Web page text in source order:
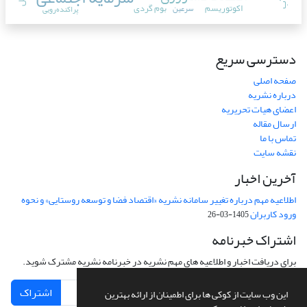
این وب سایت از کوکی ها برای اطمینان از ارائه بهترین
اکوتوریسم بوم گردی پراکنده‌رویی سرعین
دسترسی سریع
صفحه اصلی
درباره نشریه
اعضای هیات تحریریه
ارسال مقاله
تماس با ما
نقشه سایت
آخرین اخبار
اطلاعیه مهم درباره تغییر سامانه نشریه «اقتصاد فضا و توسعه روستایی» و نحوه
ورود کاربران1405-03-26
اشتراک خبرنامه
برای دریافت اخبار و اطلاعیه های مهم نشریه در خبرنامه نشریه مشترک شوید.
اشتراک